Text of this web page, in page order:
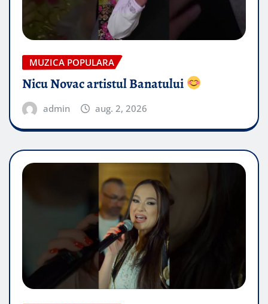
MUZICA POPULARA
Nicu Novac artistul Banatului
admin aug. 2, 2026